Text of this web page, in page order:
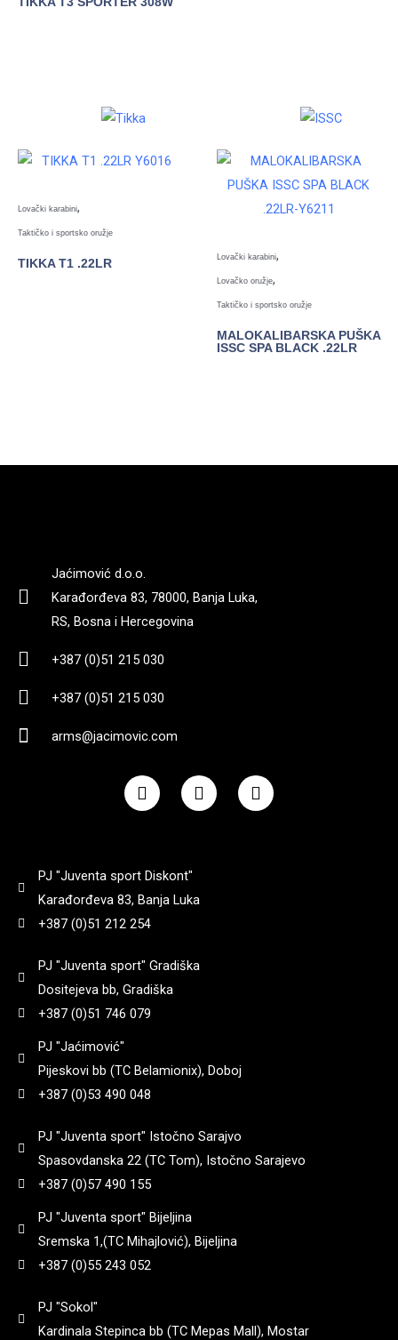
Lovački karabini,
Taktičko i sportsko oružje
TIKKA T1 .22LR Lovački karabini,
Lovačko oružje,
Taktičko i sportsko oružje
MALOKALIBARSKA PUŠKA
ISSC SPA BLACK .22LR
Jaćimović d.o.o.
Karađorđeva 83, 78000, Banja Luka,
RS, Bosna i Hercegovina
+387 (0)51 215 030
+387 (0)51 215 030
arms@jacimovic.com
F
a
c
o
k
I
n
s
a
Y
o
u
PJ "Juventa sport Diskont"
Karađorđeva 83, Banja Luka
+387 (0)51 212 254
PJ "Juventa sport" Gradiška
Dositejeva bb, Gradiška
+387 (0)51 746 079
PJ "Jaćimović"
Pijeskovi bb (TC Belamionix), Doboj
+387 (0)53 490 048
PJ "Juventa sport" Istočno Sarajvo
Spasovdanska 22 (TC Tom), Istočno Sarajevo
+387 (0)57 490 155
PJ "Juventa sport" Bijeljina
Sremska 1,(TC Mihajlović), Bijeljina
+387 (0)55 243 052
PJ "Sokol"
Kardinala Stepinca bb (TC Mepas Mall), Mostar